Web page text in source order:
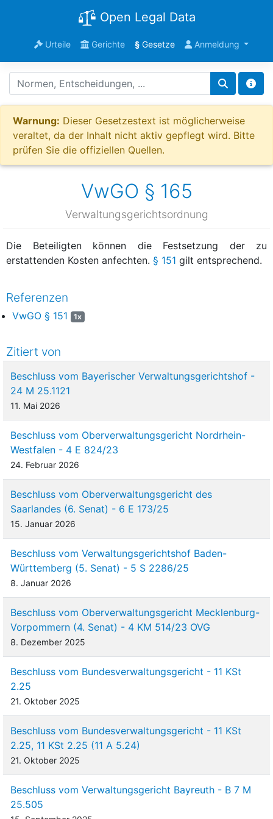
Open Legal Data
Urteile Gerichte §Gesetze Anmeldung
Warnung: Dieser Gesetzestext ist möglicherweise
veraltet, da der Inhalt nicht aktiv gepflegt wird. Bitte
prüfen Sie die offiziellen Quellen.
VwGO § 165
Verwaltungsgerichtsordnung
Die Beteiligten können die Festsetzung der zu
erstattenden Kosten anfechten. § 151 gilt entsprechend.
Referenzen
VwGO § 151 1x
Zitiert von
Beschluss vom Bayerischer Verwaltungsgerichtshof -
24 M 25.1121
11. Mai 2026
Beschluss vom Oberverwaltungsgericht Nordrhein-
Westfalen - 4 E 824/23
24. Februar 2026
Beschluss vom Oberverwaltungsgericht des
Saarlandes (6. Senat) - 6 E 173/25
15. Januar 2026
Beschluss vom Verwaltungsgerichtshof Baden-
Württemberg (5. Senat) - 5 S 2286/25
8. Januar 2026
Beschluss vom Oberverwaltungsgericht Mecklenburg-
Vorpommern (4. Senat) - 4 KM 514/23 OVG
8. Dezember 2025
Beschluss vom Bundesverwaltungsgericht - 11 KSt
2.25
21. Oktober 2025
Beschluss vom Bundesverwaltungsgericht - 11 KSt
2.25, 11 KSt 2.25 (11 A 5.24)
21. Oktober 2025
Beschluss vom Verwaltungsgericht Bayreuth - B 7 M
25.505